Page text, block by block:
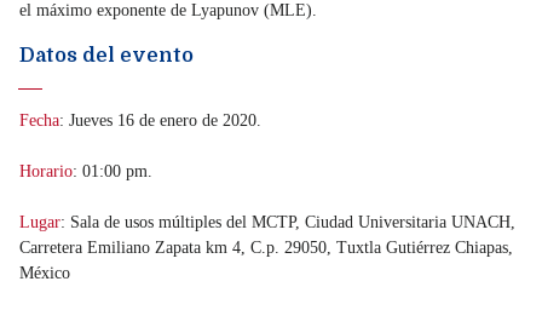
el máximo exponente de Lyapunov (MLE).
Datos del evento
Fecha: Jueves 16 de enero de 2020.
Horario: 01:00 pm.
Lugar: Sala de usos múltiples del MCTP, Ciudad Universitaria UNACH,
Carretera Emiliano Zapata km 4, C.p. 29050, Tuxtla Gutiérrez Chiapas,
México